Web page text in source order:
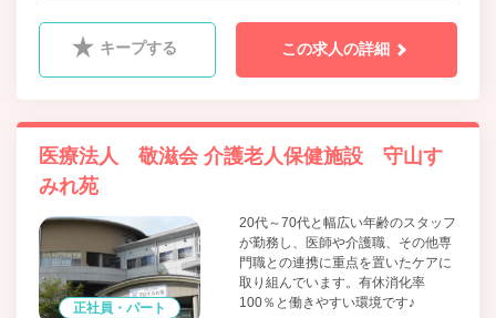
キープする この求人の詳細
医療法人 敬滋会 介護老人保健施設 守山す
みれ苑
正社員・パート
20代～70代と幅広い年齢のスタッフ
が勤務し、医師や介護職、その他専
門職との連携に重点を置いたケアに
取り組んでいます。有休消化率
100％と働きやすい環境です♪